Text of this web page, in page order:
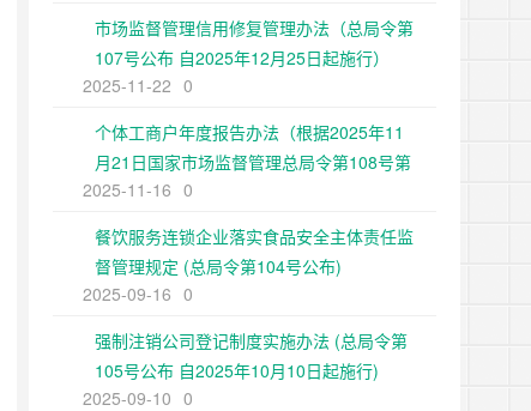
市场监督管理信用修复管理办法（总局令第
107号公布 自2025年12月25日起施行）
2025-11-22 0
个体工商户年度报告办法（根据2025年11
月21日国家市场监督管理总局令第108号第
二次修正）
2025-11-16 0
餐饮服务连锁企业落实食品安全主体责任监
督管理规定 (总局令第104号公布)
2025-09-16 0
强制注销公司登记制度实施办法 (总局令第
105号公布 自2025年10月10日起施行)
2025-09-10 0